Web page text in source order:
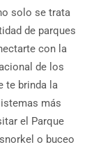
solo se trata
de parques
con la
de los
te brinda la
más
el Parque
o buceo